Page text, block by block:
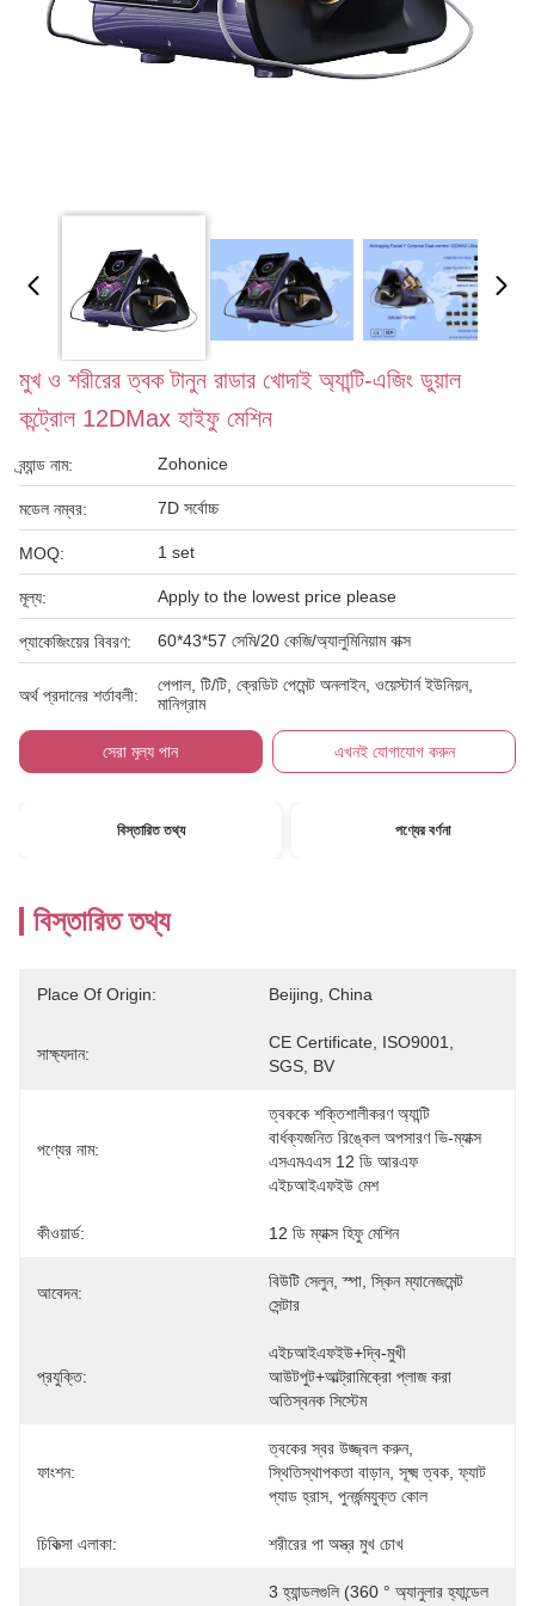
মুখ ও শরীরের ত্বক টানুন রাডার খোদাই অ্যান্টি-এজিং ডুয়াল
কন্ট্রোল 12DMax হাইফু মেশিন
ব্র্যান্ড নাম: Zohonice
মডেল নম্বর: 7D সর্বোচ্চ
MOQ: 1 set
মূল্য: Apply to the lowest price please
প্যাকেজিংয়ের বিবরণ: 60*43*57 সেমি/20 কেজি/অ্যালুমিনিয়াম বাক্স
অর্থ প্রদানের শর্তাবলী:
পেপাল, টি/টি, ক্রেডিট পেমেন্ট অনলাইন, ওয়েস্টার্ন ইউনিয়ন,
মানিগ্রাম
সেরা মূল্য পান এখনই যোগাযোগ করুন
বিস্তারিত তথ্য পণ্যের বর্ণনা
বিস্তারিত তথ্য
Place Of Origin: Beijing, China
সাক্ষ্যদান:
CE Certificate, ISO9001,
SGS, BV
পণ্যের নাম:
ত্বককে শক্তিশালীকরণ অ্যান্টি
বার্ধক্যজনিত রিঙ্কেল অপসারণ ভি-ম্যাক্স
এসএমএএস 12 ডি আরএফ
এইচআইএফইউ মেশ
কীওয়ার্ড: 12 ডি ম্যাক্স হিফু মেশিন
আবেদন:
বিউটি সেলুন, স্পা, স্কিন ম্যানেজমেন্ট
সেন্টার
প্রযুক্তি:
এইচআইএফইউ+দ্বি-মুখী
আউটপুট+আল্ট্রামিক্রো প্লাজ করা
অতিস্বনক সিস্টেম
ফাংশন:
ত্বকের স্বর উজ্জ্বল করুন,
স্থিতিস্থাপকতা বাড়ান, সূক্ষ্ম ত্বক, ফ্যাট
প্যাড হ্রাস, পুনর্জন্মযুক্ত কোল
চিকিত্সা এলাকা: শরীরের পা অস্ত্র মুখ চোখ
3 হ্যান্ডলগুলি (360 ° অ্যানুলার হ্যান্ডেল